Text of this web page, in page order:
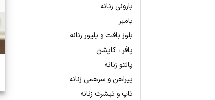
بارونی زنانه
بامبر
بلوز بافت و پلیور زنانه
پافر ، کاپشن
پالتو زنانه
پیراهن و سرهمی زنانه
تاپ و تیشرت زنانه